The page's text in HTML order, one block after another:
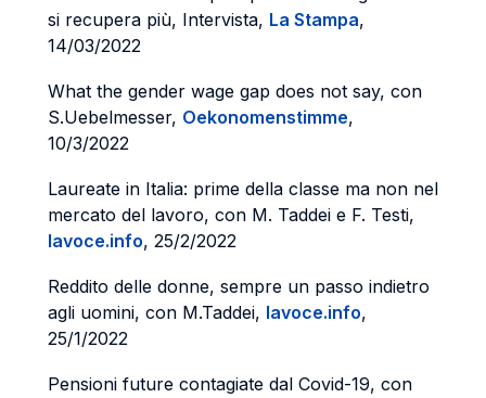
si recupera più, Intervista, La Stampa,
14/03/2022
What the gender wage gap does not say, con
S.Uebelmesser, Oekonomenstimme,
10/3/2022
Laureate in Italia: prime della classe ma non nel
mercato del lavoro, con M. Taddei e F. Testi,
lavoce.info, 25/2/2022
Reddito delle donne, sempre un passo indietro
agli uomini, con M.Taddei, lavoce.info,
25/1/2022
Pensioni future contagiate dal Covid-19, con